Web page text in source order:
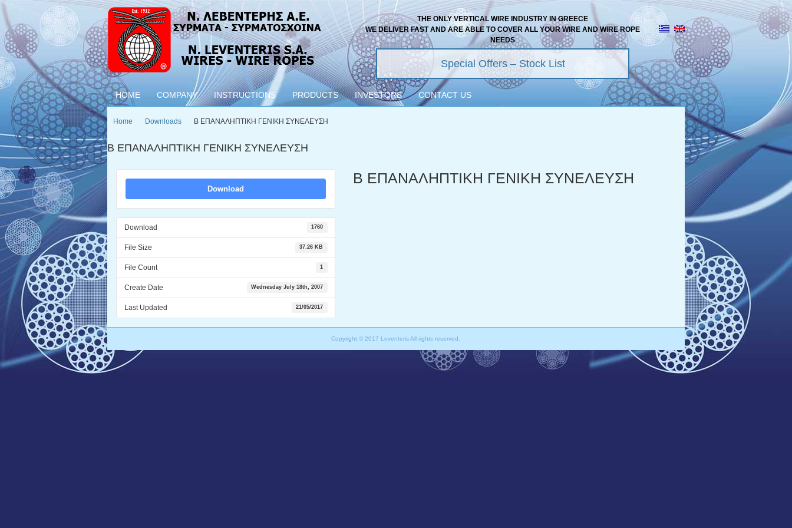
THE ONLY VERTICAL WIRE INDUSTRY IN GREECE
WE DELIVER FAST AND ARE ABLE TO COVER ALL YOUR WIRE AND WIRE ROPE
NEEDS
Special Offers – Stock List
HOME COMPANY INSTRUCTIONS PRODUCTS INVESTORS CONTACT US
Home Downloads Β ΕΠΑΝΑΛΗΠΤΙΚΗ ΓΕΝΙΚΗ ΣΥΝΕΛΕΥΣΗ
Β ΕΠΑΝΑΛΗΠΤΙΚΗ ΓΕΝΙΚΗ ΣΥΝΕΛΕΥΣΗ
Download
Download 1760
File Size 37.26 KB
File Count 1
Create Date Wednesday July 18th, 2007
Last Updated 21/05/2017
Β ΕΠΑΝΑΛΗΠΤΙΚΗ ΓΕΝΙΚΗ ΣΥΝΕΛΕΥΣΗ
Copyright © 2017 Leventeris All rights reserved.